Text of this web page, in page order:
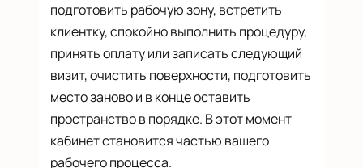
подготовить рабочую зону, встретить
клиентку, спокойно выполнить процедуру,
принять оплату или записать следующий
визит, очистить поверхности, подготовить
место заново и в конце оставить
пространство в порядке. В этот момент
кабинет становится частью вашего
рабочего процесса.